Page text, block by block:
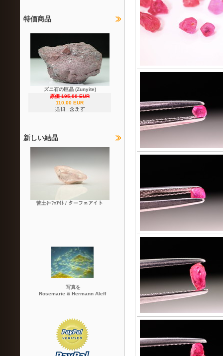
特価商品
ズニ石の巨晶 (Zunyite)
原価 195,00 EUR
110,00 EUR
新しい結晶
苦土ﾀｰﾌｪｱｲﾄ / ターフェアイト
写真を
Rosemarie & Hermann Aleff